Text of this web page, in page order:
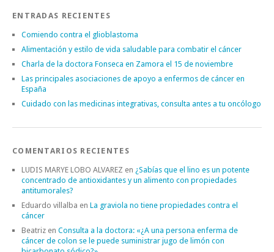
ENTRADAS RECIENTES
Comiendo contra el glioblastoma
Alimentación y estilo de vida saludable para combatir el cáncer
Charla de la doctora Fonseca en Zamora el 15 de noviembre
Las principales asociaciones de apoyo a enfermos de cáncer en
España
Cuidado con las medicinas integrativas, consulta antes a tu oncólogo
COMENTARIOS RECIENTES
LUDIS MARYE LOBO ALVAREZ en ¿Sabías que el lino es un potente
concentrado de antioxidantes y un alimento con propiedades
antitumorales?
Eduardo villalba en La graviola no tiene propiedades contra el
cáncer
Beatriz en Consulta a la doctora: «¿A una persona enferma de
cáncer de colon se le puede suministrar jugo de limón con